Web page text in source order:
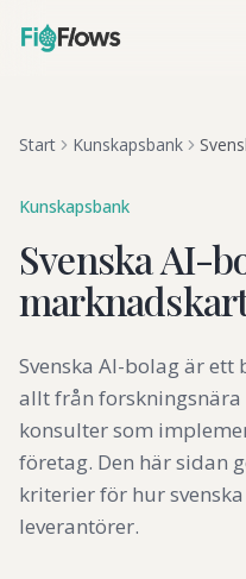
Start Kunskapsbank
Kunskapsbank
Svenska AI-
Svenska AI-bolag är
allt från
konsulter som
företag. Den här sidan
kriterier för hur
leverantörer.